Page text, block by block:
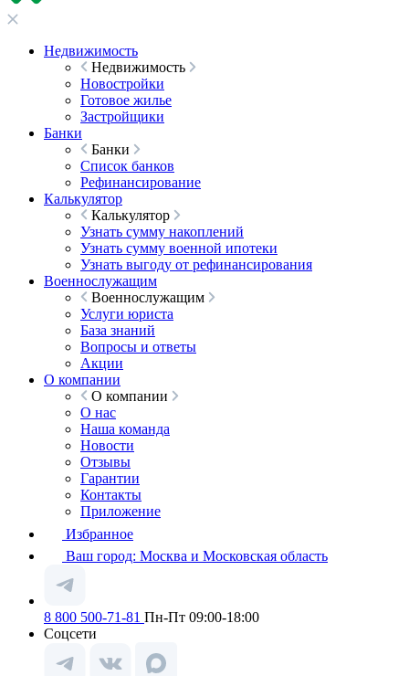
Недвижимость
Недвижимость
Новостройки
Готовое жилье
Застройщики
Банки
Банки
Список банков
Рефинансирование
Калькулятор
Калькулятор
Узнать сумму накоплений
Узнать сумму военной ипотеки
Узнать выгоду от рефинансирования
Военнослужащим
Военнослужащим
Услуги юриста
База знаний
Вопросы и ответы
Акции
О компании
О компании
О нас
Наша команда
Новости
Отзывы
Гарантии
Контакты
Приложение
Избранное
Ваш город: Москва и Московская область
8 800 500-71-81 Пн-Пт 09:00-18:00
Соцсети